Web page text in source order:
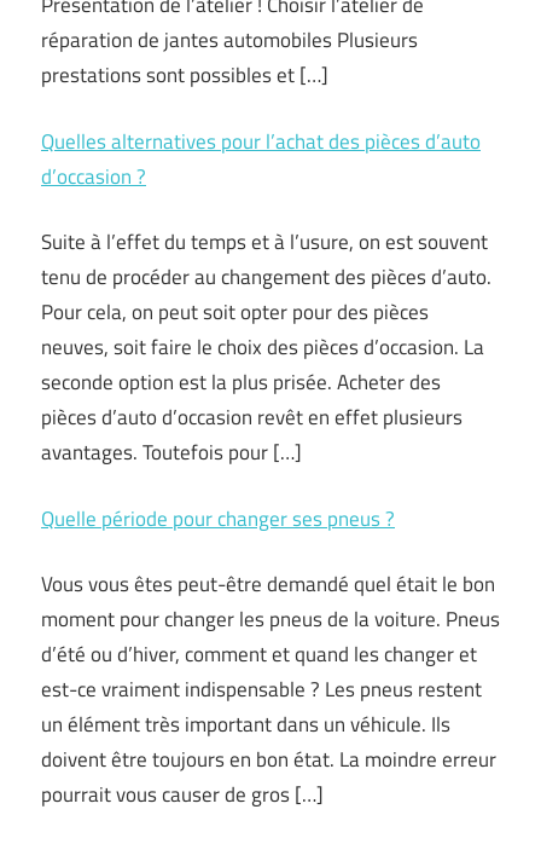
réparation de jantes automobiles Plusieurs
prestations sont possibles et […]
Quelles alternatives pour l’achat des pièces d’auto
d’occasion ?
Suite à l’effet du temps et à l’usure, on est souvent
tenu de procéder au changement des pièces d’auto.
Pour cela, on peut soit opter pour des pièces
neuves, soit faire le choix des pièces d’occasion. La
seconde option est la plus prisée. Acheter des
pièces d’auto d’occasion revêt en effet plusieurs
avantages. Toutefois pour […]
Quelle période pour changer ses pneus ?
Vous vous êtes peut-être demandé quel était le bon
moment pour changer les pneus de la voiture. Pneus
d’été ou d’hiver, comment et quand les changer et
est-ce vraiment indispensable ? Les pneus restent
un élément très important dans un véhicule. Ils
doivent être toujours en bon état. La moindre erreur
pourrait vous causer de gros […]